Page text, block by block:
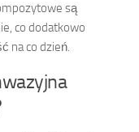
są
co dodatkowo
na co dzień.